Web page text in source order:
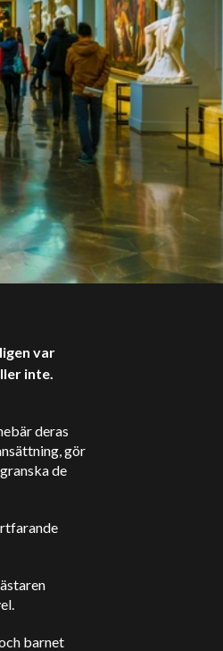
var
inte.
deras
gör
de
barnet